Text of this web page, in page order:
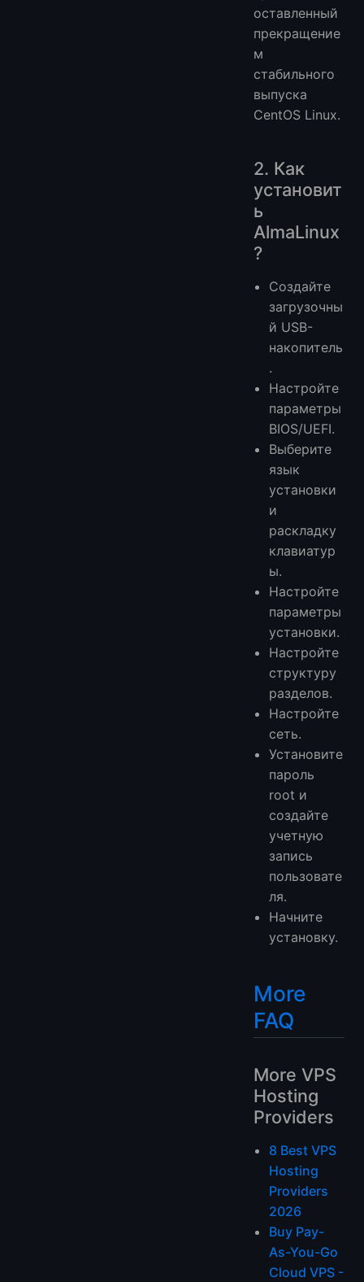
оставленный
прекращение
м
стабильного
выпуска
CentOS Linux.
2. Как
установит
ь
AlmaLinux
?
Создайте
загрузочны
й USB-
накопитель
.
Настройте
параметры
BIOS/UEFI.
Выберите
язык
установки
и
раскладку
клавиатур
ы.
Настройте
параметры
установки.
Настройте
структуру
разделов.
Настройте
сеть.
Установите
пароль
root и
создайте
учетную
запись
пользовате
ля.
Начните
установку.
More
FAQ
More VPS
Hosting
Providers
8 Best VPS
Hosting
Providers
2026
Buy Pay-
As-You-Go
Cloud VPS -